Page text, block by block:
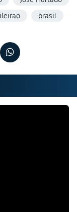
brasil